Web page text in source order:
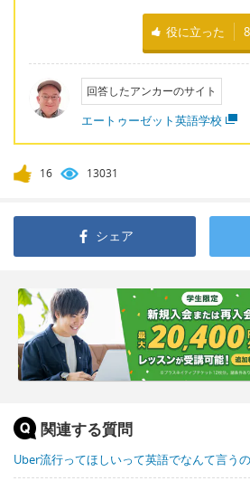
役に立った 8
回答したアンカーのサイト
エートゥーゼット英語学校
16 13031
シェア
関連する質問
Uber流行ってほしいって英語でなんて言う